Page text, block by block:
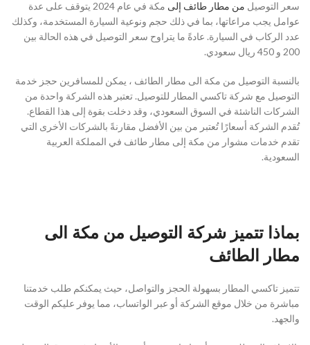
سعر التوصيل من مطار طائف إلى
مكة في عام 2024 يتوقف على عدة
عوامل يجب مراعاتها، بما في ذلك حجم ونوعية السيارة المستخدمة، وكذلك
عدد الركاب في السيارة. عادةً ما يتراوح سعر التوصيل في هذه الحالة بين
200 و 450 ريال سعودي.
بالنسبة التوصيل من مكة الى مطار الطائف ، يمكن للمسافرين حجز خدمة
التوصيل مع شركة تاكسي المطار للتوصيل. تعتبر هذه الشركة واحدة من
الشركات الناشئة في السوق السعودي، وقد دخلت بقوة إلى هذا القطاع.
تُقدم الشركة أسعارًا تُعتبر من بين الأفضل مقارنةً بالشركات الأخرى التي
تقدم خدمات مشوار من مكة إلى مطار طائف في المملكة العربية
السعودية.
بماذا تتميز شركة التوصيل من مكة الى
مطار الطائف
تتميز تاكسي المطار بسهولة الحجز والتواصل، حيث يمكنكم طلب خدمتنا
مباشرة من خلال موقع الشركة أو عبر الواتساب، مما يوفر عليكم الوقت
والجهد.